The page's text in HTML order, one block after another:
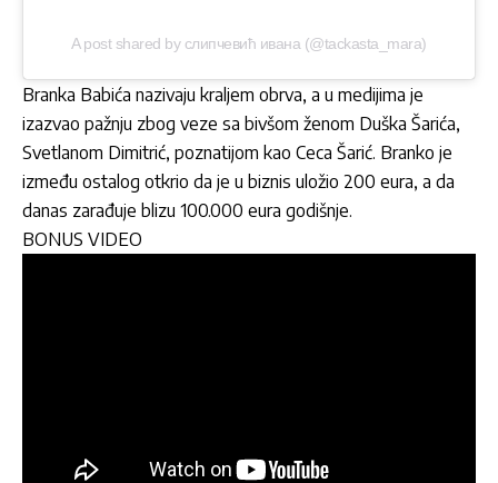
A post shared by слипчевић ивана (@tackasta_mara)
Branka Babića nazivaju kraljem obrva, a u medijima je
izazvao pažnju zbog veze sa bivšom ženom Duška Šarića,
Svetlanom Dimitrić, poznatijom kao Ceca Šarić. Branko je
između ostalog otkrio da je u biznis uložio 200 eura, a da
danas zarađuje blizu 100.000 eura godišnje.
BONUS VIDEO